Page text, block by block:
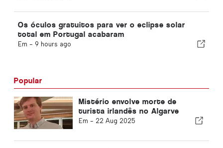
Os óculos gratuitos para ver o eclipse solar
total em Portugal acabaram
Em - 9 hours ago
Popular
Mistério envolve morte de
turista irlandês no Algarve
Em - 22 Aug 2025